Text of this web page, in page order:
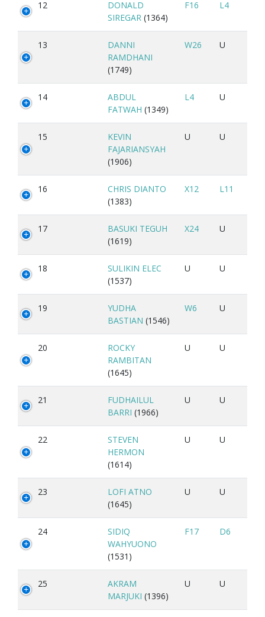
12
DONALD
SIREGAR (1364)
F16 L4
13
DANNI
RAMDHANI
(1749)
W26 U
14
ABDUL
FATWAH (1349)
L4 U
15
KEVIN
FAJARIANSYAH
(1906)
U U
16
CHRIS DIANTO
(1383)
X12 L11
17
BASUKI TEGUH
(1619)
X24 U
18
SULIKIN ELEC
(1537)
U U
19
YUDHA
BASTIAN (1546)
W6 U
20
ROCKY
RAMBITAN
(1645)
U U
21
FUDHAILUL
BARRI (1966)
U U
22
STEVEN
HERMON
(1614)
U U
23
LOFI ATNO
(1645)
U U
24
SIDIQ
WAHYUONO
(1531)
F17 D6
25
AKRAM
MARJUKI (1396)
U U